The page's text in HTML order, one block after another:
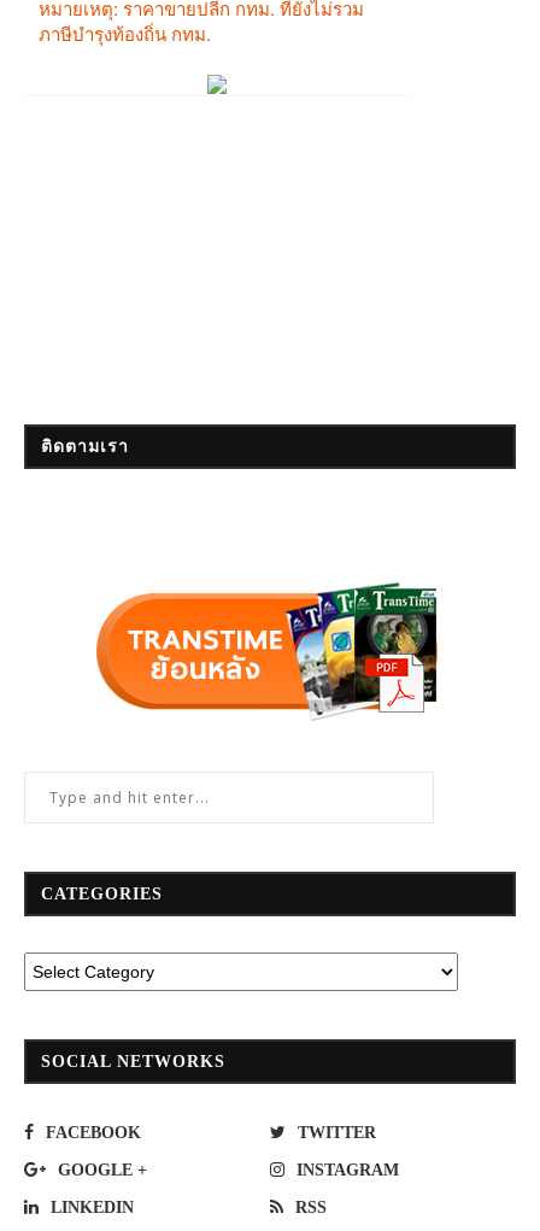
ติดตามเรา
CATEGORIES
SOCIAL NETWORKS
FACEBOOK TWITTER
GOOGLE + INSTAGRAM
LINKEDIN RSS